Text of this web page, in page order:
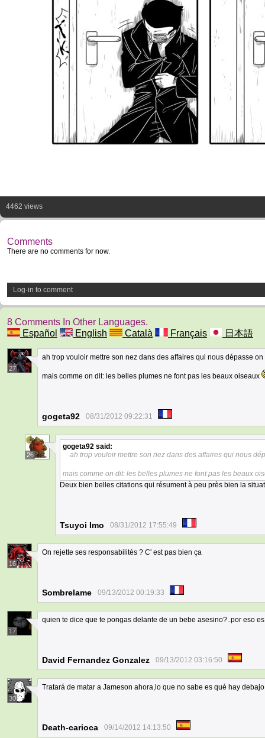
4462 views
Comments
There are no comments for now.
Log-in to comment
8 Comments In Other Languages.
Español
English Català Français 日本語
27
ah trop vouloir mettre son nez dans des affaires qui nous dépasse
mais comme on dit: les belles plumes ne font pas les beaux oiseaux
gogeta92 08/31/2012 09:22:31
26
gogeta92 said:
ah trop vouloir mettre son nez dans des affaires qui nous
mais comme on dit: les belles plumes ne font pas les beaux
Deux bien belles citations qui résument à peu près bien la
Tsuyoi Imo 08/31/2012 17:55:49
16
On rejette ses responsabilités ? C' est pas bien ça
Sombrelame 09/13/2012 00:19:33
17
quien te dice que te pongas delante de un bebe asesino?..por eso
David Fernandez Gonzalez 09/13/2012 03:16:50
30
Tratará de matar a Jameson ahora,lo que no sabe es qué hay
Death-carioca 09/14/2012 14:13:50